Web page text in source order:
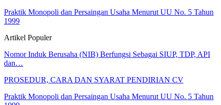
Praktik Monopoli dan Persaingan Usaha Menurut UU No. 5 Tahun
1999
Artikel Populer
Nomor Induk Berusaha (NIB) Berfungsi Sebagai SIUP, TDP, API
dan…
PROSEDUR, CARA DAN SYARAT PENDIRIAN CV
Praktik Monopoli dan Persaingan Usaha Menurut UU No. 5 Tahun